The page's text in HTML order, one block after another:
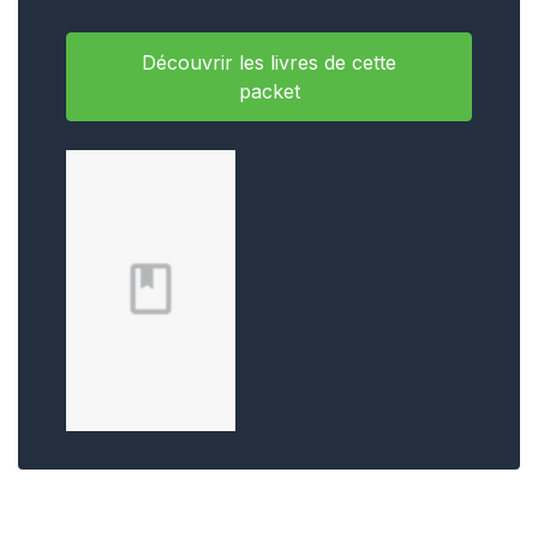
Découvrir les livres de cette
packet